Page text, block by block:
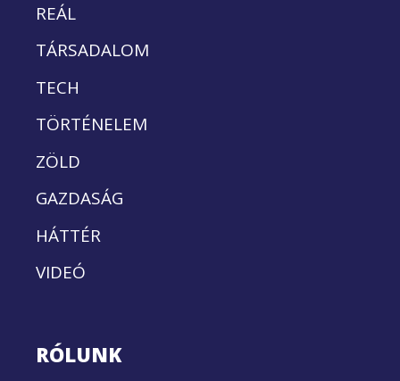
REÁL
TÁRSADALOM
TECH
TÖRTÉNELEM
ZÖLD
GAZDASÁG
HÁTTÉR
VIDEÓ
RÓLUNK